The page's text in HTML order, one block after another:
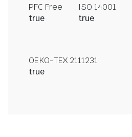
PFC Free
true
ISO 14001
true
OEKO-TEX 2111231
true